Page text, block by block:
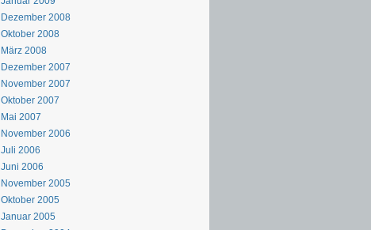
Dezember 2008
Oktober 2008
März 2008
Dezember 2007
November 2007
Oktober 2007
Mai 2007
November 2006
Juli 2006
Juni 2006
November 2005
Oktober 2005
Januar 2005